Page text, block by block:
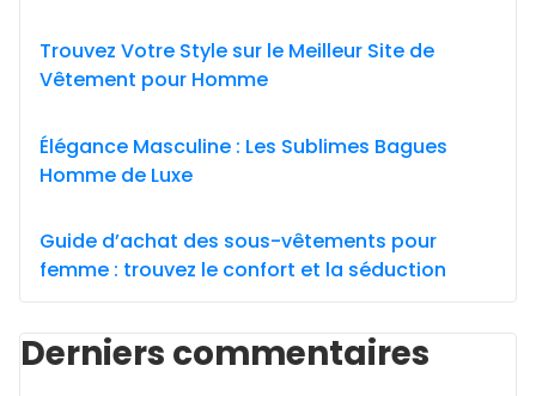
Trouvez Votre Style sur le Meilleur Site de
Vêtement pour Homme
Élégance Masculine : Les Sublimes Bagues
Homme de Luxe
Guide d’achat des sous-vêtements pour
femme : trouvez le confort et la séduction
Derniers commentaires